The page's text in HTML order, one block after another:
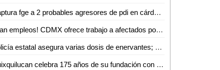
Captura fge a 2 probables agresores de pdi en cárdenas
¡Dan empleos! CDMX ofrece trabajo a afectados por desplome de Línea 12 del Metro
Policía estatal asegura varias dosis de enervantes; hay siete detenidos
Huixquilucan celebra 175 años de su fundación con premio a las buenas prácticas